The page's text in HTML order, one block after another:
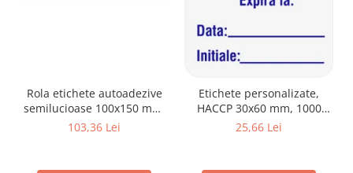
Rola etichete autoadezive
semilucioase 100x150 mm,
adeziv permanent, 1000
103,36 Lei
Etichete personalizate,
HACCP 30x60 mm, 1000
buc/rola
25,66 Lei